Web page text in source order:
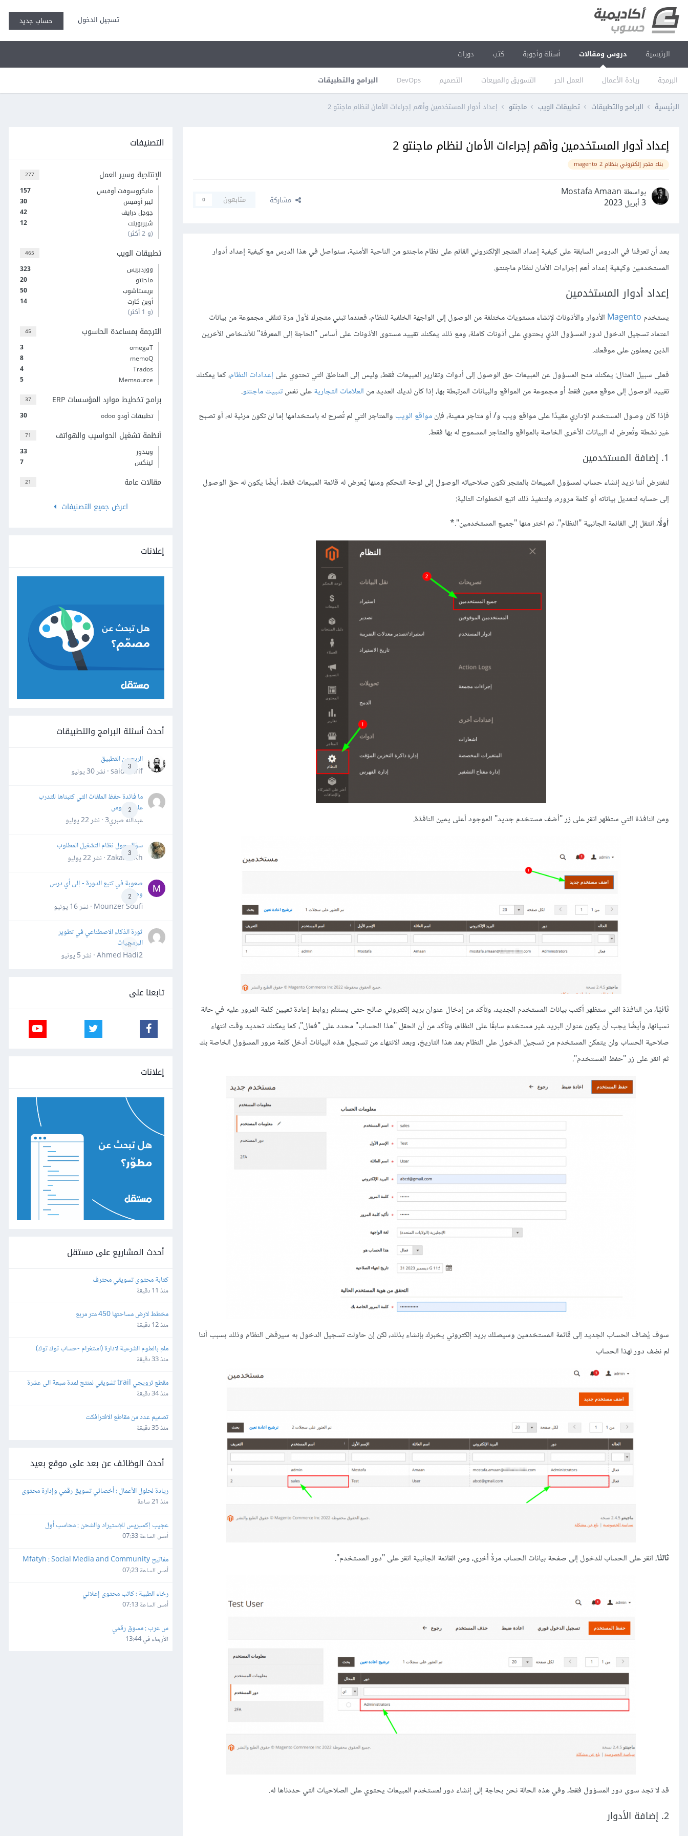
تسجيل الدخول حساب جديد
الرئيسية دروس ومقالات
البرمجة ريادة الأعمال العمل الحر التسويق والمبيعات التصميم DevOps البرامج والتطبيقات
أسئلة وأجوبة كتب دورات
الرئيسية البرامج والتطبيقات تطبيقات الويب ماجنتو إعداد أدوار المستخدمين وأهم إجراءات الأمان لنظام ماجنتو 2
إعداد أدوار المستخدمين وأهم إجراءات الأمان لنظام ماجنتو 2
بناء متجر إلكتروني بنظام magento 2
بواسطة Mostafa Amaan
3 أبريل 2023
مشاركة متابعون 0
بعد أن تعرفنا في الدروس السابقة على كيفية إعداد المتجر الإلكتروني القائم على نظام ماجنتو من الناحية الأمنية، سنواصل في هذا الدرس مع كيفية إعداد أدوار
المستخدمين وكيفية إعداد أهم إجراءات الأمان لنظام ماجنتو.
إعداد أدوار المستخدمين
يستخدم Magento الأدوار والأذونات لإنشاء مستويات مختلفة من الوصول إلى الواجهة الخلفية للنظام، فعندما تبني متجرك لأول مرة تتلقى مجموعة من بيانات
اعتماد تسجيل الدخول لدور المسؤول الذي يحتوي على أذونات كاملة، ومع ذلك يمكنك تقييد مستوى الأذونات على أساس "الحاجة إلى المعرفة" للأشخاص الآخرين
الذين يعملون على موقعك.
فعلى سبيل المثال: يمكنك منح المسؤول عن المبيعات حق الوصول إلى أدوات وتقارير المبيعات فقط، وليس إلى المناطق التي تحتوي على إعدادات النظام، كما يمكنك
تقييد الوصول إلى موقع معين فقط أو مجموعة من المواقع والبيانات المرتبطة بها، إذا كان لديك العديد من العلامات التجاريةعلى نفستثبيت ماجنتو.
فإذا كان وصول المستخدم الإداري مقيدًا على مواقع ويب و/ أو متاجر معينة، فإنمواقع الويب والمتاجر التي لم تُصرح له باستخدامها إما لن تكون مرئية له، أو تصبح
غير نشطة وتُعرض له البيانات الأخرى الخاصة بالمواقع والمتاجر المسموح له بها فقط.
1. إضافة المستخدمين
لنفترض أننا نريد إنشاء حساب لمسؤول المبيعات بالمتجر تكون صلاحياته الوصول إلى لوحة التحكم ومنها يُعرض له قائمة المبيعات فقط، أيضًا يكون له حق الوصول
إلى حسابه لتعديل بياناته أو كلمة مروره، ولتنفيذ ذلك اتبع الخطوات التالية:
أولًا، انتقل إلى القائمة الجانبية "النظام"، ثم اختر منها "جميع المستخدمين".*
ومن النافذة التي ستظهر انقر على زر "أضف مستخدم جديد" الموجود أعلى يمين النافذة.
ثانيًا، من النافذة التي ستظهر أكتب بيانات المستخدم الجديد، وتأكد من إدخال عنوان بريد إلكتروني صالح حتى يستلم روابط إعادة تعيين كلمة المرور عليه في حالة
نسيانها، وأيضًا يجب أن يكون عنوان البريد غير مستخدم سابقًا على النظام، وتأكد من أن الحقل "هذا الحساب" محدد على "فعال"، كما يمكنك تحديد وقت انتهاء
صلاحية الحساب ولن يتمكن المستخدم من تسجيل الدخول على النظام بعد هذا التاريخ، وبعد الانتهاء من تسجيل هذه البيانات أدخل كلمة مرور المسؤول الخاصة بك
ثم انقر على زر "حفظ المستخدم".
سوف يُضاف الحساب الجديد إلى قائمة المستخدمين وسيصلك بريد إلكتروني يخبرك بإنشاء بذلك، لكن إن حاولت تسجيل الدخول به سيرفض النظام وذلك بسبب أننا
لم نضف دور لهذا الحساب
ثالثًا، انقر على الحساب للدخول إلى صفحة بيانات الحساب مرةً أخرى، ومن القائمة الجانبية انقر على "دور المستخدم".
قد لا تجد سوى دور المسؤول فقط، وفي هذه الحالة نحن بحاجة إلى إنشاء دور لمستخدم المبيعات يحتوي على الصلاحيات التي حددناها له.
2. إضافة الأدوار
التصنيفات
277 الإنتاجية وسير العمل
157
مايكروسوفت أوفيس
30
ليبر أوفيس
42
جوجل درايف
12
شيربوينت
(و 2 أكثر)
465 تطبيقات الويب
323
ووردبريس
20
ماجنتو
50
بريستاشوب
14
أوبن كارت
(و 1 أكثر)
45 الترجمة بمساعدة الحاسوب
3
omegaT
8
memoQ
4
Trados
5
Memsource
37 برامج تخطيط موارد المؤسسات ERP
30 تطبيقات أودو odoo
71 أنظمة تشغيل الحواسيب والهواتف
33
ويندوز
7
لينكس
21
مقالات عامة
اعرض جميع التصنيفات
إعلانات
أحدث أسئلة البرامج والتطبيقات
3
الربح من التطبيق
said darif · نشر
30 يوليو
2
ما فائدة حفظ الملفات التي كتبناها للتدرب
على الدروس
عبدالله صبري3 · نشر
22 يوليو
3
سؤال حول نظام التشغيل المطلوب
Zakaria Kh · نشر
22 يوليو
2
صعوبة في تتبع الدورة - إلى أي درس
وصلت؟
Mounzer Soufi · نشر
16 يونيو
0
ثورة الذكاء الاصطناعي في تطوير
البرمجيات
Ahmed Hadi2 · نشر
5 يونيو
تابعنا على
إعلانات
أحدث المشاريع على مستقل
كتابة محتوى تسويقي محترف
منذ 11 دقيقة
مخطط لارض مساحتها 450 متر مربع
منذ 12 دقيقة
ملم بالعلوم الشرعية لادارة (استغرام -حساب توك توك)
منذ 33 دقيقة
ثواني بشكل احترافي
منذ 34 دقيقة
تصميم عدد من مقاطع الافترافكت
منذ 35 دقيقة
أحدث الوظائف عن بعد على موقع بعيد
ريادة لحلول الأعمال : أخصائي تسويق رقمي وإدارة محتوى
منذ 21 ساعة
عجيب إكسبريس للإستيراد والشحن : محاسب أول
أمس الساعة 07:33
Manager
أمس الساعة 07:23
رخاء الطبية : كاتب محتوى إعلاني
أمس الساعة 07:13
س عرب : مسوق رقمي
الأربعاء في 13:44